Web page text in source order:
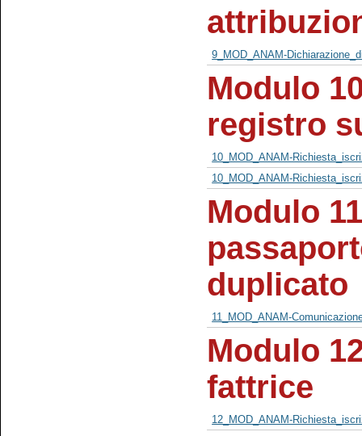
9_MOD_ANAM-
Modulo
registro
10_MOD_ANAM-
10_MOD_ANAM-
Modulo
duplicato
11_MOD_ANAM-
Modulo
fattrice
12_MOD_ANAM-